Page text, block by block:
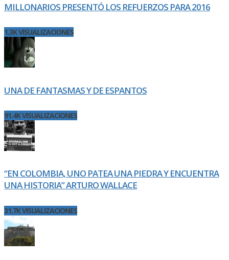
MILLONARIOS PRESENTÓ LOS REFUERZOS PARA 2016
1.3K VISUALIZACIONES
UNA DE FANTASMAS Y DE ESPANTOS
91.4K VISUALIZACIONES
“EN COLOMBIA, UNO PATEA UNA PIEDRA Y ENCUENTRA
UNA HISTORIA” ARTURO WALLACE
31.7K VISUALIZACIONES